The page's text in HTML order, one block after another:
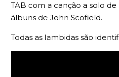
TAB com a canção a solo
álbuns de John Scofield.
Todas as lambidas são